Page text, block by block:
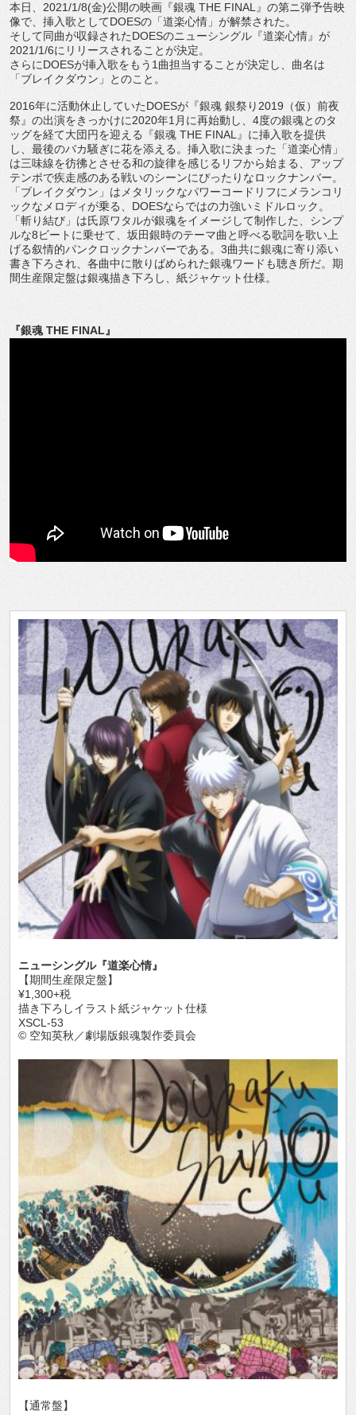
本日、2021/1/8(金)公開の映画『銀魂 THE FINAL』の第ニ弾予告映
像で、挿入歌としてDOESの「道楽心情」が解禁された。
そして同曲が収録されたDOESのニューシングル『道楽心情』が
2021/1/6にリリースされることが決定。
さらにDOESが挿入歌をもう1曲担当することが決定し、曲名は
「ブレイクダウン」とのこと。
2016年に活動休止していたDOESが『銀魂 銀祭り2019（仮）前夜
祭』の出演をきっかけに2020年1月に再始動し、4度の銀魂とのタ
ッグを経て大団円を迎える『銀魂 THE FINAL』に挿入歌を提供
し、最後のバカ騒ぎに花を添える。挿入歌に決まった「道楽心情」
は三味線を彷彿とさせる和の旋律を感じるリフから始まる、アップ
テンポで疾走感のある戦いのシーンにぴったりなロックナンバー。
「ブレイクダウン」はメタリックなパワーコードリフにメランコリ
ックなメロディが乗る、DOESならではの力強いミドルロック。
「斬り結び」は氏原ワタルが銀魂をイメージして制作した、シンプ
ルな8ビートに乗せて、坂田銀時のテーマ曲と呼べる歌詞を歌い上
げる叙情的パンクロックナンバーである。3曲共に銀魂に寄り添い
書き下ろされ、各曲中に散りばめられた銀魂ワードも聴き所だ。期
間生産限定盤は銀魂描き下ろし、紙ジャケット仕様。
『銀魂 THE FINAL』
ニューシングル『道楽心情』
【期間生産限定盤】
¥1,300+税
描き下ろしイラスト紙ジャケット仕様
XSCL-53
© 空知英秋／劇場版銀魂製作委員会
【通常盤】